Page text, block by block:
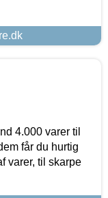
4.000 varer til
får du hurtig
varer, til skarpe